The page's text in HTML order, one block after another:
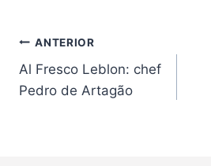
Navegação
de
ANTERIOR
Al Fresco Leblon: chef
Pedro de Artagão